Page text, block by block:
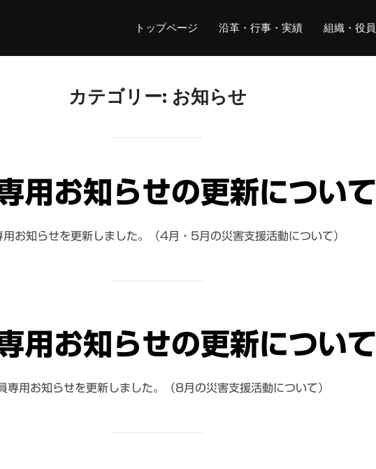
トップページ 沿革・行事・実績 組織・役員
カテゴリー: お知らせ
用お知らせの更新について
用お知らせを更新しました。（4月・5月の災害支援活動について）
用お知らせの更新について
専用お知らせを更新しました。（8月の災害支援活動について）